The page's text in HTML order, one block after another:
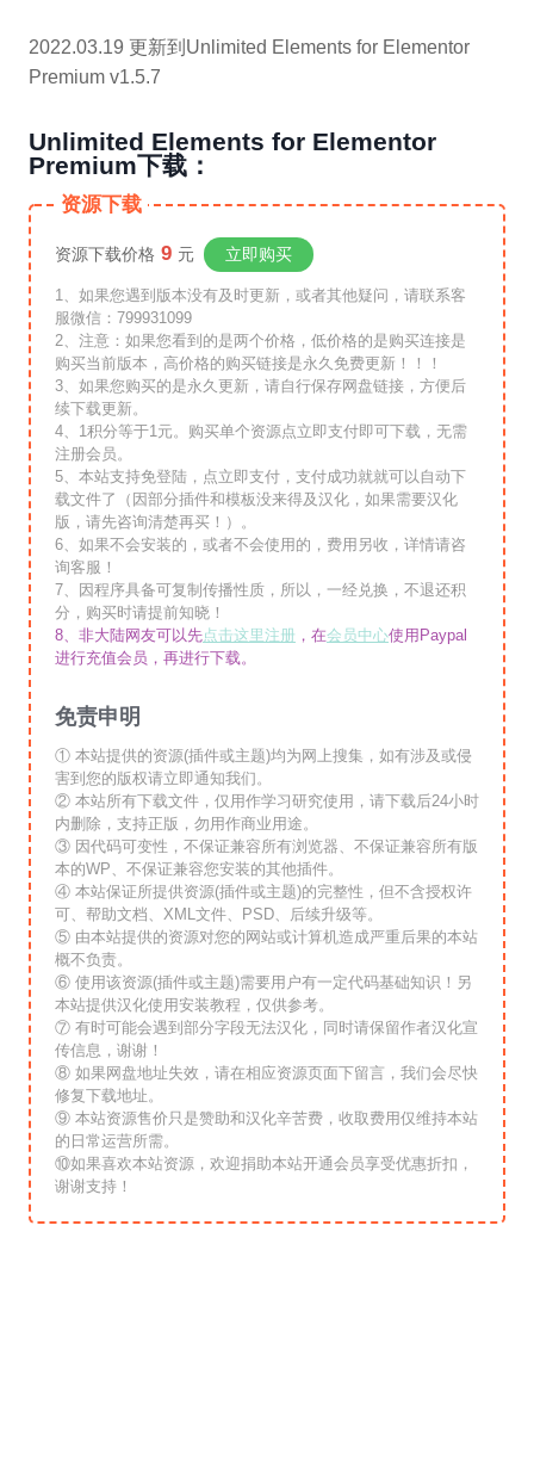
2022.03.19 更新到Unlimited Elements for Elementor
Premium v1.5.7
Unlimited Elements for Elementor
Premium下载：
资源下载
资源下载价格 9 元 立即购买
1、如果您遇到版本没有及时更新，或者其他疑问，请联系客
服微信：799931099
2、注意：如果您看到的是两个价格，低价格的是购买连接是
购买当前版本，高价格的购买链接是永久免费更新！！！
3、如果您购买的是永久更新，请自行保存网盘链接，方便后
续下载更新。
4、1积分等于1元。购买单个资源点立即支付即可下载，无需
注册会员。
5、本站支持免登陆，点立即支付，支付成功就就可以自动下
载文件了（因部分插件和模板没来得及汉化，如果需要汉化
版，请先咨询清楚再买！）。
6、如果不会安装的，或者不会使用的，费用另收，详情请咨
询客服！
7、因程序具备可复制传播性质，所以，一经兑换，不退还积
分，购买时请提前知晓！
8、非大陆网友可以先点击这里注册 ，在会员中心使用Paypal
进行充值会员，再进行下载。
免责申明
① 本站提供的资源(插件或主题)均为网上搜集，如有涉及或侵
害到您的版权请立即通知我们。
② 本站所有下载文件，仅用作学习研究使用，请下载后24小时
内删除，支持正版，勿用作商业用途。
③ 因代码可变性，不保证兼容所有浏览器、不保证兼容所有版
本的WP、不保证兼容您安装的其他插件。
④ 本站保证所提供资源(插件或主题)的完整性，但不含授权许
可、帮助文档、XML文件、PSD、后续升级等。
⑤ 由本站提供的资源对您的网站或计算机造成严重后果的本站
概不负责。
⑥ 使用该资源(插件或主题)需要用户有一定代码基础知识！另
本站提供汉化使用安装教程，仅供参考。
⑦ 有时可能会遇到部分字段无法汉化，同时请保留作者汉化宣
传信息，谢谢！
⑧ 如果网盘地址失效，请在相应资源页面下留言，我们会尽快
修复下载地址。
⑨ 本站资源售价只是赞助和汉化辛苦费，收取费用仅维持本站
的日常运营所需。
⑩如果喜欢本站资源，欢迎捐助本站开通会员享受优惠折扣，
谢谢支持！